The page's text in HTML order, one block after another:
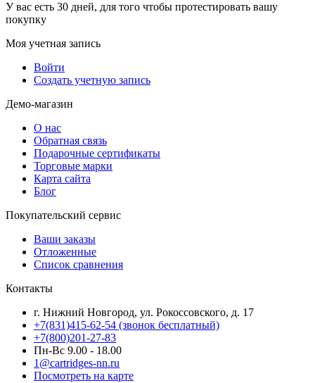
У вас есть 30 дней, для того чтобы протестировать вашу
покупку
Моя учетная запись
Войти
Создать учетную запись
Демо-магазин
О нас
Обратная связь
Подарочные сертификаты
Торговые марки
Карта сайта
Блог
Покупательский сервис
Ваши заказы
Отложенные
Список сравнения
Контакты
г. Нижний Новгород, ул. Рокоссовского, д. 17
+7(831)415-62-54 (звонок бесплатный)
+7(800)201-27-83
Пн-Вс 9.00 - 18.00
1@cartridges-nn.ru
Посмотреть на карте